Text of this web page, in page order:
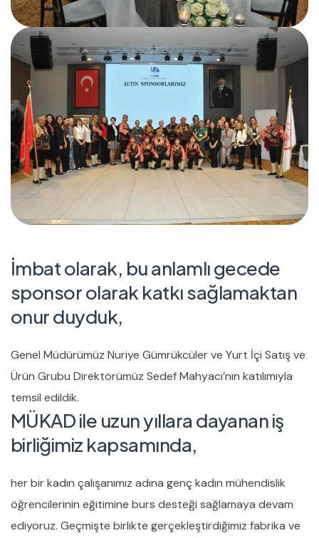
İmbat olarak, bu anlamlı gecede
sponsor olarak katkı sağlamaktan
onur duyduk,
Genel Müdürümüz Nuriye Gümrükcüler ve Yurt İçi Satış ve
Ürün Grubu Direktörümüz Sedef Mahyacı’nın katılımıyla
temsil edildik.
MÜKAD ile uzun yıllara dayanan iş
birliğimiz kapsamında,
her bir kadın çalışanımız adına genç kadın mühendislik
öğrencilerinin eğitimine burs desteği sağlamaya devam
ediyoruz. Geçmişte birlikte gerçekleştirdiğimiz fabrika ve